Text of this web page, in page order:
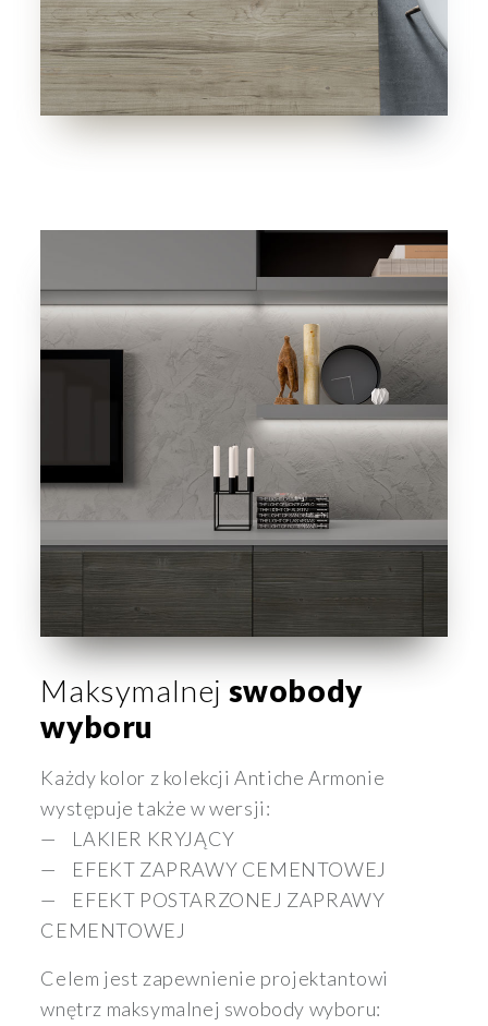
Maksymalnej swobody
wyboru
Każdy kolor z kolekcji Antiche Armonie
występuje także w wersji:
LAKIER KRYJĄCY
EFEKT ZAPRAWY CEMENTOWEJ
EFEKT POSTARZONEJ ZAPRAWY
CEMENTOWEJ
Celem jest zapewnienie projektantowi
wnętrz maksymalnej swobody wyboru: